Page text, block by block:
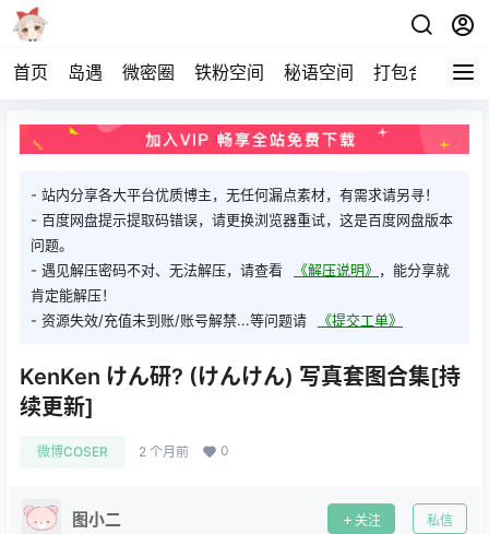
首页 岛遇 微密圈 铁粉空间 秘语空间 打包合集 关
- 站内分享各大平台优质博主，无任何漏点素材，有需求请另寻！
- 百度网盘提示提取码错误，请更换浏览器重试，这是百度网盘版本
问题。
- 遇见解压密码不对、无法解压，请查看
《解压说明》 ，能分享就
肯定能解压！
- 资源失效/充值未到账/账号解禁...等问题请
《提交工单》
KenKen けん研? (けんけん) 写真套图合集[持
续更新]
微博COSER 2 个月前 0
图小二 关注 私信